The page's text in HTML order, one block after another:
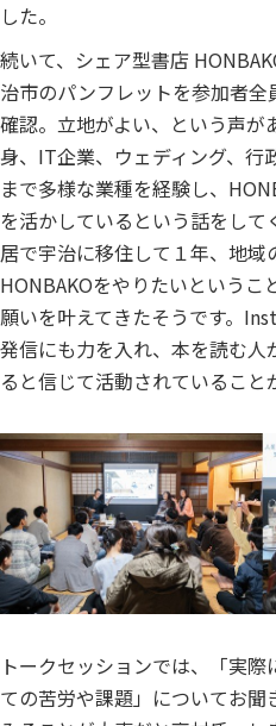
した。
続いて、シェア型書店
治市のパンフレットを参加者
確認。立地がよい、という声
身、IT企業、ウェディング、行
まで多様な業種を経験し、
を活かしているという話をし
居で宇治に移住して１年、地域
HONBAKOをやりたいというこ
願いを叶えてきたそうです。
発信にも力を入れ、本を読む
ると信じて活動されていること
トークセッションでは、「実
ての苦労や課題」についてお